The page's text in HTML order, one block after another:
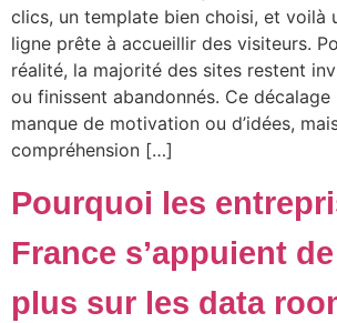
clics, un template bien choisi, et voilà
ligne prête à accueillir des visiteurs.
réalité, la majorité des sites restent
ou finissent abandonnés. Ce décalage
manque de motivation ou d’idées,
compréhension […]
Pourquoi les
France s’appuient
plus sur les data